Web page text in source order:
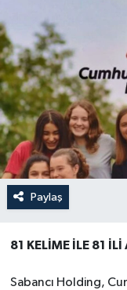
Paylaş
81 KELİME İLE 81
Sabancı Holding,